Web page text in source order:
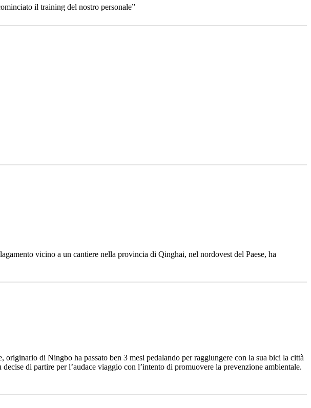
il training del nostro personale”
vicino a un cantiere nella provincia di Qinghai, nel nordovest del Paese, ha
di Ningbo ha passato ben 3 mesi pedalando per raggiungere con la sua bici la città
di partire per l’audace viaggio con l’intento di promuovere la prevenzione ambientale.